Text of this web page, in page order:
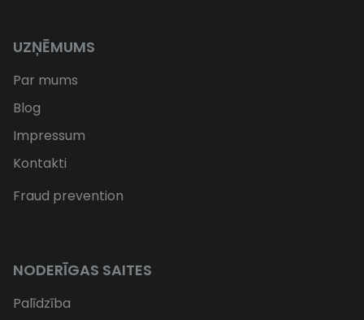
UZŅĒMUMS
Par mums
Blog
Impressum
Kontakti
Fraud prevention
NODERĪGAS SAITES
Palīdzība